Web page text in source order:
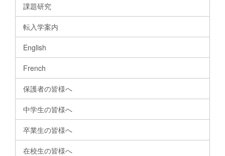
課題研究
転入学案内
English
French
保護者の皆様へ
中学生の皆様へ
卒業生の皆様へ
在校生の皆様へ